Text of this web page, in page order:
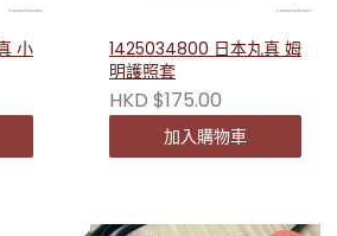
小
1425034800 日本丸真 姆
明護照套
HKD $175.00
加入購物車